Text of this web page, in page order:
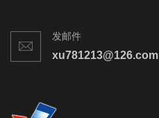
发邮件
xu781213@126.com